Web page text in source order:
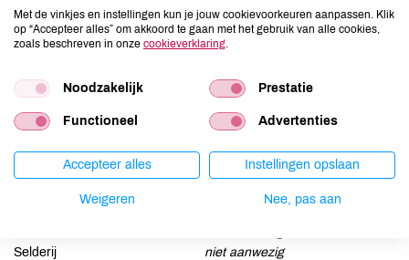
Allergenen
Ei
aanwezig
Gluten
aanwezig
Lactose
aanwezig
Lupine
niet aanwezig
Mosterd
niet aanwezig
Selderij
niet aanwezig
Met de vinkjes en instellingen kun je jouw cookievoorkeuren aanpassen. Klik
op “Accepteer alles” om akkoord te gaan met het gebruik van alle cookies,
zoals beschreven in onze cookieverklaring
Noodzakelijk Prestatie
Functioneel Advertenties
Accepteer alles Instellingen opslaan
Weigeren Nee, pas aan